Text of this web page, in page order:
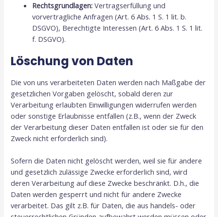
Rechtsgrundlagen: Vertragserfüllung und
vorvertragliche Anfragen (Art. 6 Abs. 1 S. 1 lit. b.
DSGVO), Berechtigte Interessen (Art. 6 Abs. 1 S. 1 lit.
f. DSGVO).
Löschung von Daten
Die von uns verarbeiteten Daten werden nach Maßgabe der
gesetzlichen Vorgaben gelöscht, sobald deren zur
Verarbeitung erlaubten Einwilligungen widerrufen werden
oder sonstige Erlaubnisse entfallen (z.B., wenn der Zweck
der Verarbeitung dieser Daten entfallen ist oder sie für den
Zweck nicht erforderlich sind).
Sofern die Daten nicht gelöscht werden, weil sie für andere
und gesetzlich zulässige Zwecke erforderlich sind, wird
deren Verarbeitung auf diese Zwecke beschränkt. D.h., die
Daten werden gesperrt und nicht für andere Zwecke
verarbeitet. Das gilt z.B. für Daten, die aus handels- oder